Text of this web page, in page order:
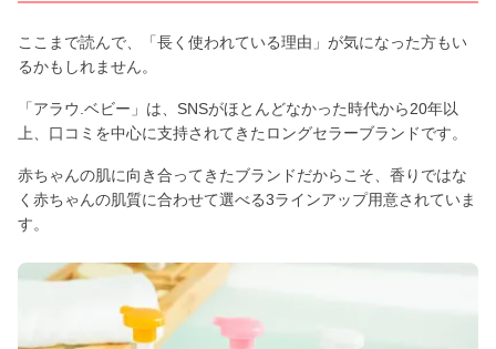
ここまで読んで、「長く使われている理由」が気になった方もい
るかもしれません。
「アラウ.ベビー」は、SNSがほとんどなかった時代から20年以
上、口コミを中心に支持されてきたロングセラーブランドです。
赤ちゃんの肌に向き合ってきたブランドだからこそ、香りではな
く赤ちゃんの肌質に合わせて選べる3ラインアップ用意されていま
す。